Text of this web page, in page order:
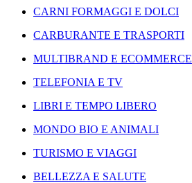
CARNI FORMAGGI E DOLCI
CARBURANTE E TRASPORTI
MULTIBRAND E ECOMMERCE
TELEFONIA E TV
LIBRI E TEMPO LIBERO
MONDO BIO E ANIMALI
TURISMO E VIAGGI
BELLEZZA E SALUTE